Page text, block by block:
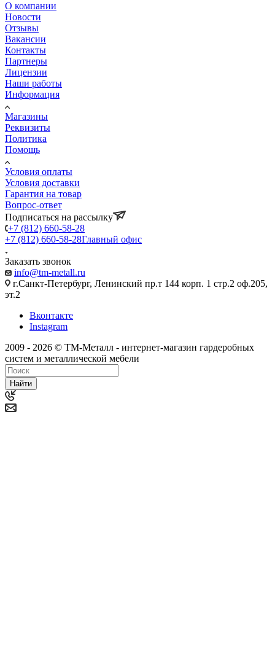
О компании
Новости
Отзывы
Вакансии
Контакты
Партнеры
Лицензии
Наши работы
Информация
Магазины
Реквизиты
Политика
Помощь
Условия оплаты
Условия доставки
Гарантия на товар
Вопрос-ответ
Подписаться на рассылку
+7 (812) 660-58-28
+7 (812) 660-58-28Главный офис
Заказать звонок
info@tm-metall.ru
г.Санкт-Петербург, Ленинский пр.т 144 корп. 1 стр.2 оф.205,
эт.2
Вконтакте
Instagram
2009 - 2026 © ТМ-Металл - интернет-магазин гардеробных
систем и металлической мебели
Найти